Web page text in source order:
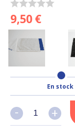
9,50 €
En stock
+
- +
-